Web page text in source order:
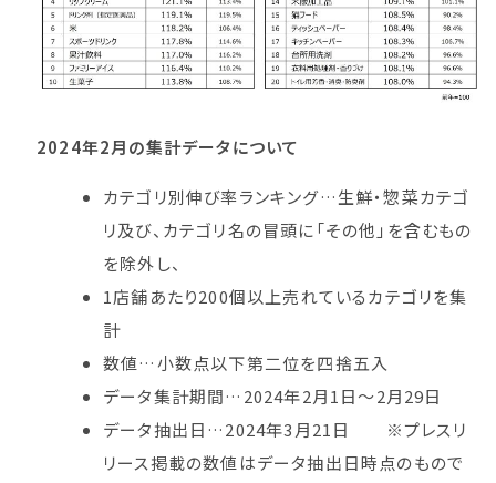
2024年2月の集計データについて
カテゴリ別伸び率ランキング…生鮮・惣菜カテゴ
リ及び、カテゴリ名の冒頭に「その他」を含むもの
を除外し、
1店舗あたり200個以上売れているカテゴリを集
計
数値…小数点以下第二位を四捨五入
データ集計期間…2024年2月1日～2月29日
データ抽出日…2024年3月21日 ※プレスリ
リース掲載の数値はデータ抽出日時点のもので